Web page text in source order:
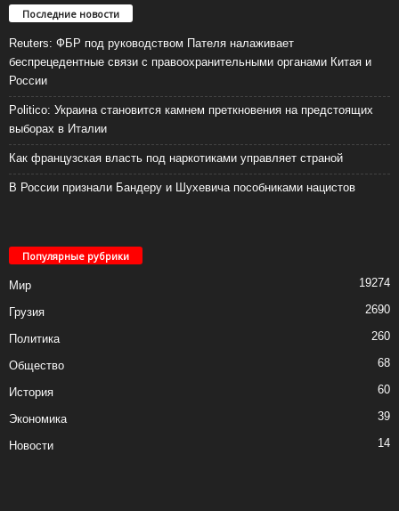
Последние новости
Reuters: ФБР под руководством Пателя налаживает
беспрецедентные связи с правоохранительными органами Китая и
России
Politico: Украина становится камнем преткновения на предстоящих
выборах в Италии
Как французская власть под наркотиками управляет страной
В России признали Бандеру и Шухевича пособниками нацистов
Популярные рубрики
Мир 19274
Грузия 2690
Политика 260
Общество 68
История 60
Экономика 39
Новости 14